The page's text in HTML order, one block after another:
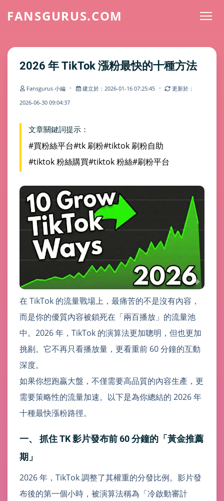
FANSGURUS.COM
2026 年 TikTok 漲粉最快的十種方法
Fansgurus 小編 · 建立於：2026-01-16 07:25:45 ·
更新於：
2026-06-30 09:04:37
文章關鍵詞提示：
#買粉絲平台#tk 刷粉#tiktok 刷粉自助
#tiktok 粉絲購買#tiktok 粉絲#刷粉平台
在 TikTok 的流量戰場上，最痛苦的不是沒有內容，
而是你的優質內容被鎖死在「兩百播放」的流量池
中。2026 年，TikTok 的演算法更加聰明，但也更加
挑剔。它不再只看播放量，更看重前 60 分鐘的互動
深度。
如果你想跑贏大盤，不僅需要高品質的內容生產，更
需要策略性的流量加速。以下是為你總結的 2026 年
十種最快漲粉路徑。
一、 抓住 TK 影片發布前 60 分鐘的「黃金推薦
期」
2026 年，TikTok 調整了其權重的分發比例。影片發
布後的第一個小時，被演算法稱為「冷啟動審計